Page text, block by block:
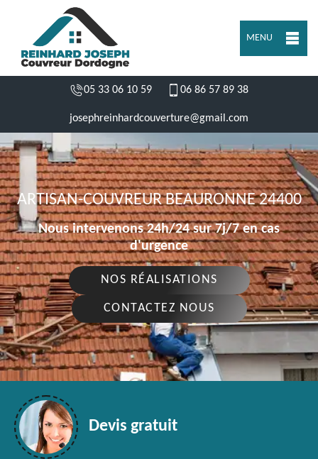
MENU
05 33 06 10 59 06 86 57 89 38
josephreinhardcouverture@gmail.com
ARTISAN-COUVREUR BEAURONNE 24400
Nous intervenons 24h/24 sur 7j/7 en cas
d'urgence
NOS RÉALISATIONS
CONTACTEZ NOUS
Devis gratuit